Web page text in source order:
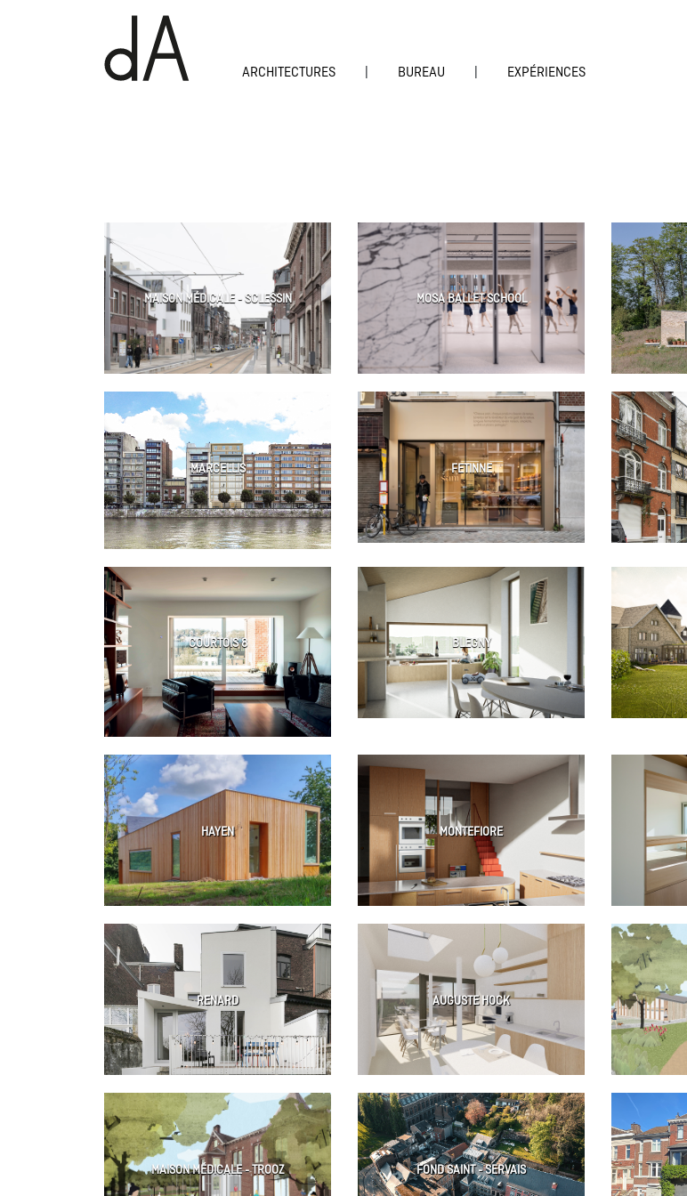
ARCHITECTURES BUREAU EXPÉRIENCES
MAISON MÉDICALE - SCLESSIN MOSA BALLET SCHOOL
MARCELLIS FETINNE
COURTOIS 8 BLEGNY
HAYEN MONTEFIORE
RENARD AUGUSTE HOCK
MAISON MÉDICALE - TROOZ FOND SAINT - SERVAIS